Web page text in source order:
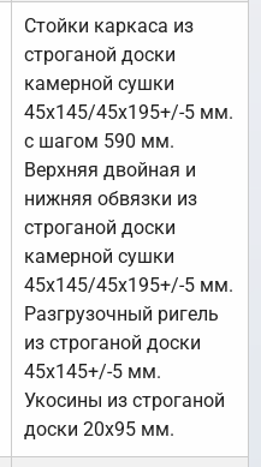
Стойки каркаса из
строганой доски
камерной сушки
45х145/45х195+/-5 мм.
с шагом 590 мм.
Верхняя двойная и
нижняя обвязки из
строганой доски
камерной сушки
45х145/45х195+/-5 мм.
Разгрузочный ригель
из строганой доски
45х145+/-5 мм.
Укосины из строганой
доски 20х95 мм.